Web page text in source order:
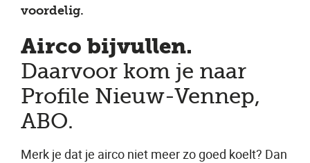
voordelig.
Airco bijvullen.
Daarvoor kom je naar
Profile Nieuw-Vennep,
ABO.
Merk je dat je airco niet meer zo goed koelt? Dan